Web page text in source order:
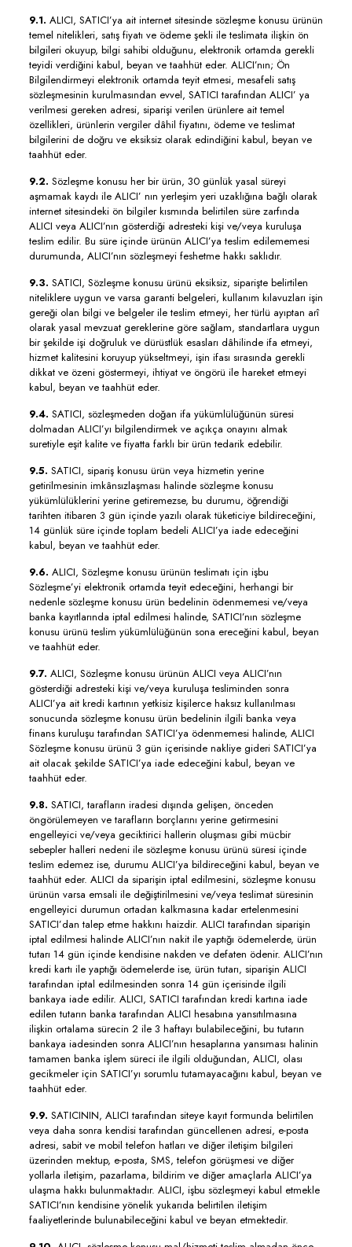
9.1. ALICI, SATICI’ya ait internet sitesinde sözleşme konusu ürünün
temel nitelikleri, satış fiyatı ve ödeme şekli ile teslimata ilişkin ön
bilgileri okuyup, bilgi sahibi olduğunu, elektronik ortamda gerekli
teyidi verdiğini kabul, beyan ve taahhüt eder. ALICI’nın; Ön
Bilgilendirmeyi elektronik ortamda teyit etmesi, mesafeli satış
sözleşmesinin kurulmasından evvel, SATICI tarafından ALICI’ ya
verilmesi gereken adresi, siparişi verilen ürünlere ait temel
özellikleri, ürünlerin vergiler dâhil fiyatını, ödeme ve teslimat
bilgilerini de doğru ve eksiksiz olarak edindiğini kabul, beyan ve
taahhüt eder.
9.2. Sözleşme konusu her bir ürün, 30 günlük yasal süreyi
aşmamak kaydı ile ALICI’ nın yerleşim yeri uzaklığına bağlı olarak
internet sitesindeki ön bilgiler kısmında belirtilen süre zarfında
ALICI veya ALICI’nın gösterdiği adresteki kişi ve/veya kuruluşa
teslim edilir. Bu süre içinde ürünün ALICI’ya teslim edilememesi
durumunda, ALICI’nın sözleşmeyi feshetme hakkı saklıdır.
9.3. SATICI, Sözleşme konusu ürünü eksiksiz, siparişte belirtilen
niteliklere uygun ve varsa garanti belgeleri, kullanım kılavuzları işin
gereği olan bilgi ve belgeler ile teslim etmeyi, her türlü ayıptan arî
olarak yasal mevzuat gereklerine göre sağlam, standartlara uygun
bir şekilde işi doğruluk ve dürüstlük esasları dâhilinde ifa etmeyi,
hizmet kalitesini koruyup yükseltmeyi, işin ifası sırasında gerekli
dikkat ve özeni göstermeyi, ihtiyat ve öngörü ile hareket etmeyi
kabul, beyan ve taahhüt eder.
9.4. SATICI, sözleşmeden doğan ifa yükümlülüğünün süresi
dolmadan ALICI’yı bilgilendirmek ve açıkça onayını almak
suretiyle eşit kalite ve fiyatta farklı bir ürün tedarik edebilir.
9.5. SATICI, sipariş konusu ürün veya hizmetin yerine
getirilmesinin imkânsızlaşması halinde sözleşme konusu
yükümlülüklerini yerine getiremezse, bu durumu, öğrendiği
tarihten itibaren 3 gün içinde yazılı olarak tüketiciye bildireceğini,
14 günlük süre içinde toplam bedeli ALICI’ya iade edeceğini
kabul, beyan ve taahhüt eder.
9.6. ALICI, Sözleşme konusu ürünün teslimatı için işbu
Sözleşme’yi elektronik ortamda teyit edeceğini, herhangi bir
nedenle sözleşme konusu ürün bedelinin ödenmemesi ve/veya
banka kayıtlarında iptal edilmesi halinde, SATICI’nın sözleşme
konusu ürünü teslim yükümlülüğünün sona ereceğini kabul, beyan
ve taahhüt eder.
9.7. ALICI, Sözleşme konusu ürünün ALICI veya ALICI’nın
gösterdiği adresteki kişi ve/veya kuruluşa tesliminden sonra
ALICI’ya ait kredi kartının yetkisiz kişilerce haksız kullanılması
sonucunda sözleşme konusu ürün bedelinin ilgili banka veya
finans kuruluşu tarafından SATICI’ya ödenmemesi halinde, ALICI
Sözleşme konusu ürünü 3 gün içerisinde nakliye gideri SATICI’ya
ait olacak şekilde SATICI’ya iade edeceğini kabul, beyan ve
taahhüt eder.
9.8. SATICI, tarafların iradesi dışında gelişen, önceden
öngörülemeyen ve tarafların borçlarını yerine getirmesini
engelleyici ve/veya geciktirici hallerin oluşması gibi mücbir
sebepler halleri nedeni ile sözleşme konusu ürünü süresi içinde
teslim edemez ise, durumu ALICI’ya bildireceğini kabul, beyan ve
taahhüt eder. ALICI da siparişin iptal edilmesini, sözleşme konusu
ürünün varsa emsali ile değiştirilmesini ve/veya teslimat süresinin
engelleyici durumun ortadan kalkmasına kadar ertelenmesini
SATICI’dan talep etme hakkını haizdir. ALICI tarafından siparişin
iptal edilmesi halinde ALICI’nın nakit ile yaptığı ödemelerde, ürün
tutarı 14 gün içinde kendisine nakden ve defaten ödenir. ALICI’nın
kredi kartı ile yaptığı ödemelerde ise, ürün tutarı, siparişin ALICI
tarafından iptal edilmesinden sonra 14 gün içerisinde ilgili
bankaya iade edilir. ALICI, SATICI tarafından kredi kartına iade
edilen tutarın banka tarafından ALICI hesabına yansıtılmasına
ilişkin ortalama sürecin 2 ile 3 haftayı bulabileceğini, bu tutarın
bankaya iadesinden sonra ALICI’nın hesaplarına yansıması halinin
tamamen banka işlem süreci ile ilgili olduğundan, ALICI, olası
gecikmeler için SATICI’yı sorumlu tutamayacağını kabul, beyan ve
taahhüt eder.
9.9. SATICININ, ALICI tarafından siteye kayıt formunda belirtilen
veya daha sonra kendisi tarafından güncellenen adresi, e-posta
adresi, sabit ve mobil telefon hatları ve diğer iletişim bilgileri
üzerinden mektup, e-posta, SMS, telefon görüşmesi ve diğer
yollarla iletişim, pazarlama, bildirim ve diğer amaçlarla ALICI’ya
ulaşma hakkı bulunmaktadır. ALICI, işbu sözleşmeyi kabul etmekle
SATICI’nın kendisine yönelik yukarıda belirtilen iletişim
faaliyetlerinde bulunabileceğini kabul ve beyan etmektedir.